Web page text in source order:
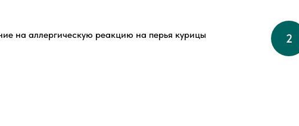
на аллергическую реакцию на перья курицы